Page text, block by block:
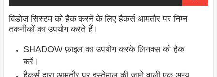
विंडोज़ सिस्टम को हैक करने के लिए हैकर्स आमतौर पर निम्न
तकनीकों का उपयोग करते हैं।
SHADOW फ़ाइल का उपयोग करके लिनक्स को हैक
करें।